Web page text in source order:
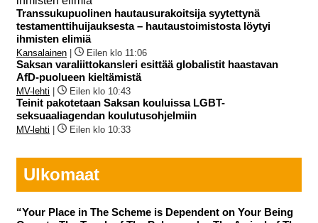
Transsukupuolinen hautausurakoitsija syytettynä
testamenttihuijauksesta – hautaustoimistosta löytyi
ihmisten elimiä
Kansalainen Eilen klo 11:06
Saksan varaliittokansleri esittää globalistit haastavan
AfD-puolueen kieltämistä
MV-lehti Eilen klo 10:43
Teinit pakotetaan Saksan kouluissa LGBT-
seksuaaliagendan koulutusohjelmiin
MV-lehti Eilen klo 10:33
Ulkomaat
“Your Place in The Scheme is Dependent on Your Being